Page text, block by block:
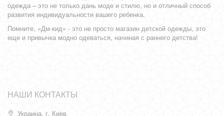
одежда – это не только дань моде и стилю, но и отличный способ
развития индивидуальности вашего ребенка.
Помните, «Дм-кид» - это не просто магазин детской одежды, это
еще и привычка модно одеваться, начиная с раннего детства!
НАШИ КОНТАКТЫ
Украина, г. Киев